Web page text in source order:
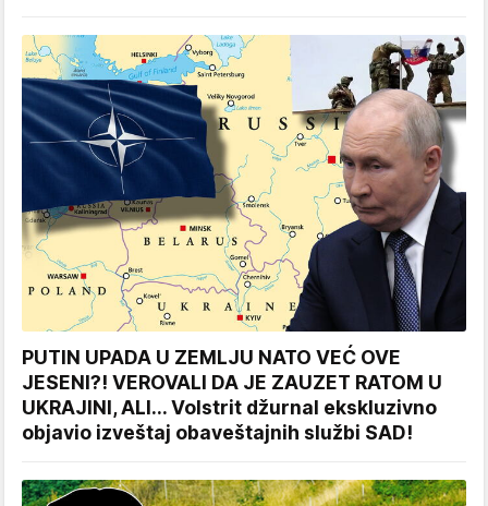
PUTIN UPADA U ZEMLJU NATO VEĆ OVE
JESENI?! VEROVALI DA JE ZAUZET RATOM U
UKRAJINI, ALI... Volstrit džurnal ekskluzivno
objavio izveštaj obaveštajnih službi SAD!